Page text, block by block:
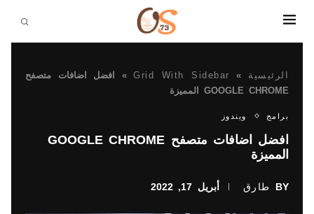
الرئيسية »
Grid With Sidebar
»
افضل اضافات متصفح
GOOGLE CHROME المميزة
برامج ويندوز
افضل اضافات متصفح GOOGLE CHROME
المميزة
BY طارق أبريل 17, 2022